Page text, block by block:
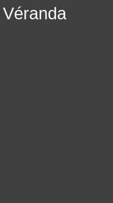
Véranda